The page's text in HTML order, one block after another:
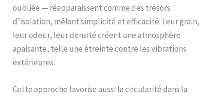
oubliée — réapparaissent comme des trésors
d’isolation, mêlant simplicité et efficacité. Leur grain,
leur odeur, leur densité créent une atmosphère
apaisante, telle une étreinte contre les vibrations
extérieures.
Cette approche favorise aussi la circularité dans la